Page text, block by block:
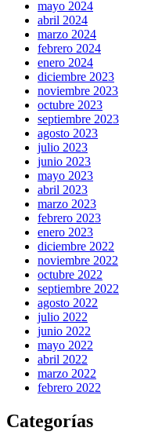
mayo 2024
abril 2024
marzo 2024
febrero 2024
enero 2024
diciembre 2023
noviembre 2023
octubre 2023
septiembre 2023
agosto 2023
julio 2023
junio 2023
mayo 2023
abril 2023
marzo 2023
febrero 2023
enero 2023
diciembre 2022
noviembre 2022
octubre 2022
septiembre 2022
agosto 2022
julio 2022
junio 2022
mayo 2022
abril 2022
marzo 2022
febrero 2022
Categorías